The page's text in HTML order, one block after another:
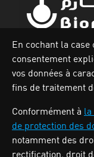
Zone industrielle
BIOPHARM
En cochant la case
consentement
vos données à
fins de traitement
Conformément à la
de protection des
notamment des
rectification, droit